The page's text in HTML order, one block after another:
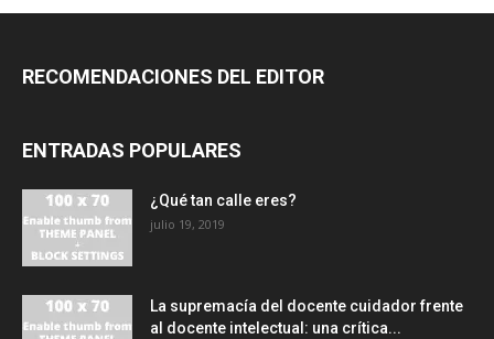
RECOMENDACIONES DEL EDITOR
ENTRADAS POPULARES
¿Qué tan calle eres?
julio 19, 2019
La supremacía del docente cuidador frente
al docente intelectual: una crítica...